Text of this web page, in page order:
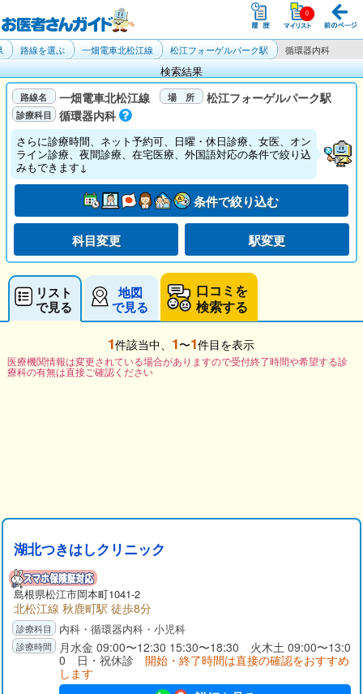
路線を選ぶ 一畑電車北松江線 松江フォーゲルパーク駅 循環器内科
検索結果
一畑電車北松江線
松江フォーゲルパーク駅
循環器内科
さらに診療時間、ネット予約可、日曜・休日診療、女医、オン
ライン診療、夜間診療、在宅医療、外国語対応の条件で絞り込
みもできます↓
条件で絞り込む
科目変更 駅変更
リスト
で見る
地図
で見る
口コミを
検索する
1件該当中、 1〜1件目を表示
医療機関情報は変更されている場合がありますので受付終了時間や希望する診
療科の有無は直接ご確認ください
湖北つきはしクリニック
島根県松江市岡本町1041-2
北松江線 秋鹿町駅 徒歩8分
内科・循環器内科・小児科
月水金 09:00〜12:30 15:30〜18:30 火木土 09:00〜13:0
0 日・祝休診 開始・終了時間は直接の確認をおすすめ
します